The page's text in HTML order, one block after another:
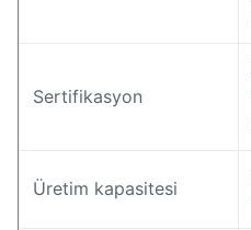
Sertifikasyon
Üretim kapasitesi